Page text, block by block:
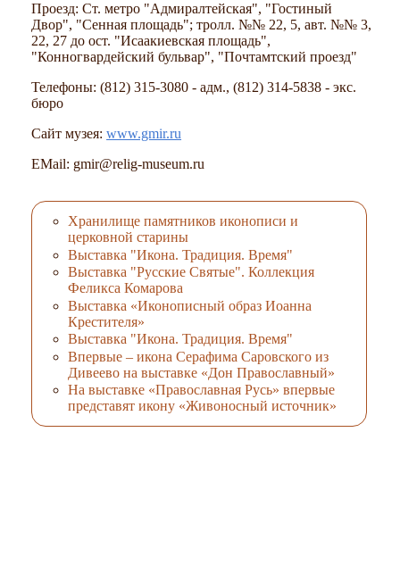
Проезд: Ст. метро "Адмиралтейская", "Гостиный
Двор", "Сенная площадь"; тролл. №№ 22, 5, авт. №№ 3,
22, 27 до ост. "Исаакиевская площадь",
"Конногвардейский бульвар", "Почтамтский проезд"
Телефоны: (812) 315-3080 - адм., (812) 314-5838 - экс.
бюро
Сайт музея:www.gmir.ru
EMail: gmir@relig-museum.ru
Хранилище памятников иконописи и
церковной старины
Выставка "Икона. Традиция. Время"
Выставка "Русские Святые". Коллекция
Феликса Комарова
Выставка «Иконописный образ Иоанна
Крестителя»
Выставка "Икона. Традиция. Время"
Впервые – икона Серафима Саровского из
Дивеево на выставке «Дон Православный»
На выставке «Православная Русь» впервые
представят икону «Живоносный источник»